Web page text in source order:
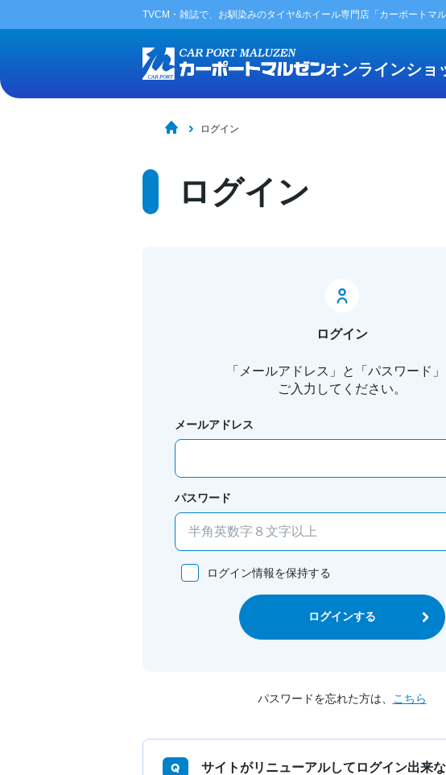
TVCM・雑誌で、お馴染みのタイヤ&ホイール専門店「カーポートマル
オンラインショ
ログイン
ログイン
ログイン
「メールアドレス」と「パスワード
ご入力してください。
メールアドレス
パスワード
ログイン情報を保持する
ログインする
パスワードを忘れた方は、 こちら
サイトがリニューアルしてログイン出来